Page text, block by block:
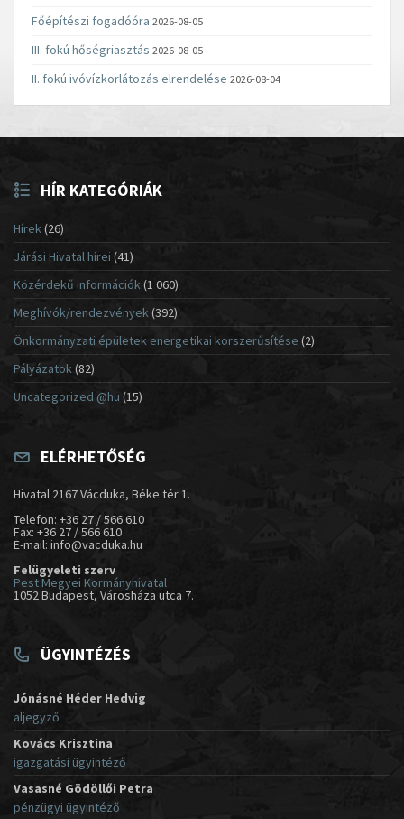
Főépítészi fogadóóra 2026-08-05
III. fokú hőségriasztás 2026-08-05
II. fokú ivóvízkorlátozás elrendelése 2026-08-04
HÍR KATEGÓRIÁK
Hírek(26)
Járási Hivatal hírei (41)
Közérdekű információk(1 060)
Meghívók/rendezvények (392)
Önkormányzati épületek energetikai korszerűsítése (2)
Pályázatok (82)
Uncategorized @hu (15)
ELÉRHETŐSÉG
Hivatal 2167 Vácduka, Béke tér 1.
Telefon: +36 27 / 566 610
Fax: +36 27 / 566 610
E-mail: info@vacduka.hu
Felügyeleti szerv
Pest Megyei Kormányhivatal
1052 Budapest, Városháza utca 7.
ÜGYINTÉZÉS
Jónásné Héder Hedvig
aljegyző
Kovács Krisztina
igazgatási ügyintéző
Vasasné Gödöllői Petra
pénzügyi ügyintéző